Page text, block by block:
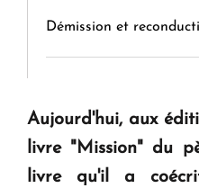
Démission et
guerre, on est tous
" Tant qu'il n'existe
Aujourd'hui, aux
livre "Mission" du
livre qu'il a